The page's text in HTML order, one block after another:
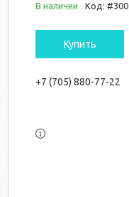
В наличии Код: #300
Купить
+7 (705) 880-77-22